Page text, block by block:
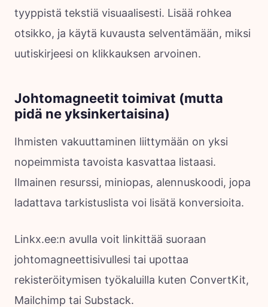
tyyppistä tekstiä visuaalisesti. Lisää rohkea
otsikko, ja käytä kuvausta selventämään, miksi
uutiskirjeesi on klikkauksen arvoinen.
Johtomagneetit toimivat (mutta
pidä ne yksinkertaisina)
Ihmisten vakuuttaminen liittymään on yksi
nopeimmista tavoista kasvattaa listaasi.
Ilmainen resurssi, miniopas, alennuskoodi, jopa
ladattava tarkistuslista voi lisätä konversioita.
Linkx.ee:n avulla voit linkittää suoraan
johtomagneettisivullesi tai upottaa
rekisteröitymisen työkaluilla kuten ConvertKit,
Mailchimp tai Substack.